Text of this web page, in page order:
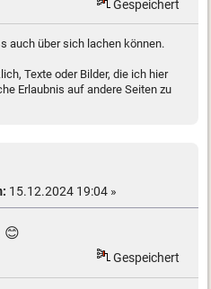
Gespeichert
auch über sich lachen können.
Texte oder Bilder, die ich hier
Erlaubnis auf andere Seiten zu
15.12.2024 19:04 »
😊
Gespeichert